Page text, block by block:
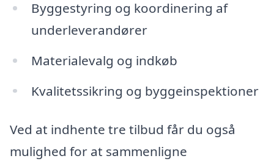
Byggestyring og koordinering af
underleverandører
Materialevalg og indkøb
Kvalitetssikring og byggeinspektioner
Ved at indhente tre tilbud får du også
mulighed for at sammenligne